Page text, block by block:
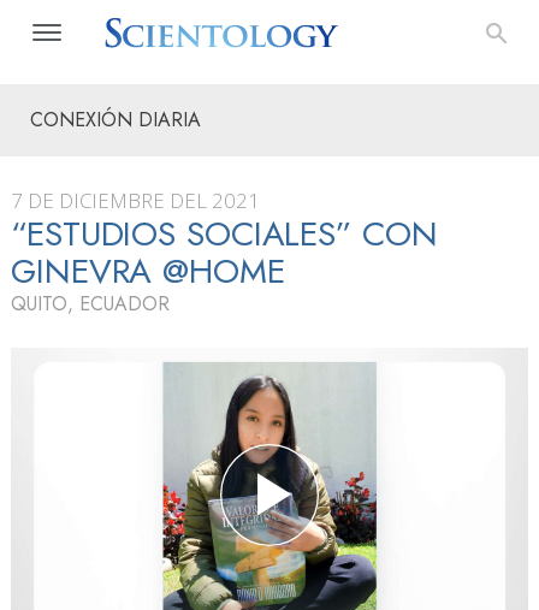
CONEXIÓN DIARIA
7 DE DICIEMBRE DEL 2021
“ESTUDIOS SOCIALES” CON
GINEVRA @HOME
QUITO, ECUADOR